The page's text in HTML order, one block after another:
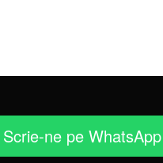
Scrie-ne pe WhatsApp